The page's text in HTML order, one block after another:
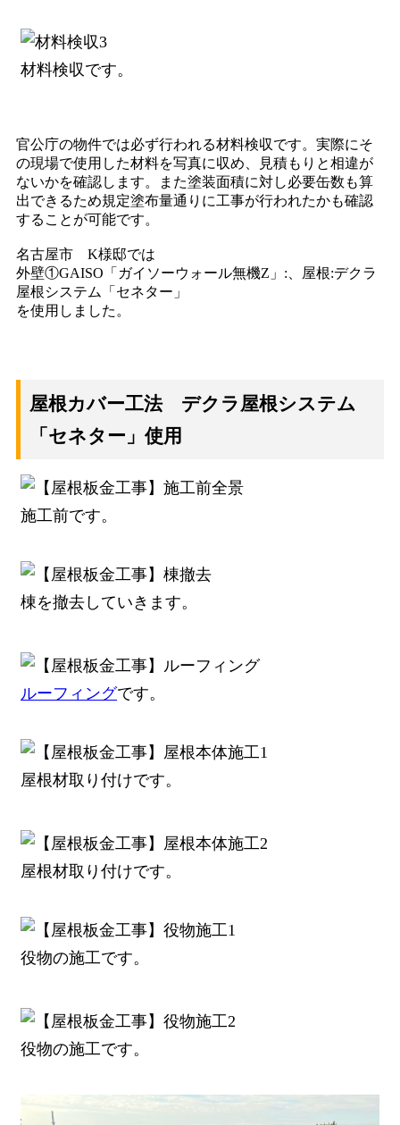
材料検収です。
官公庁の物件では必ず行われる材料検収です。実際にそ
の現場で使用した材料を写真に収め、見積もりと相違が
ないかを確認します。また塗装面積に対し必要缶数も算
出できるため規定塗布量通りに工事が行われたかも確認
することが可能です。
名古屋市 K様邸では
外壁①GAISO「ガイソーウォール無機Z」:、屋根:デクラ
屋根システム「セネター」
を使用しました。
屋根カバー工法 デクラ屋根システム
「セネター」使用
施工前です。
棟を撤去していきます。
ルーフィングです。
屋根材取り付けです。
屋根材取り付けです。
役物の施工です。
役物の施工です。